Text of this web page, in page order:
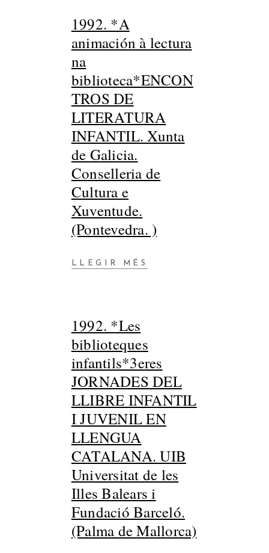
1992. *A
animación à lectura
na
biblioteca*ENCON
TROS DE
LITERATURA
INFANTIL. Xunta
de Galicia.
Conselleria de
Cultura e
Xuventude.
(Pontevedra. )
LLEGIR MÉS
1992. *Les
biblioteques
infantils*3eres
JORNADES DEL
LLIBRE INFANTIL
I JUVENIL EN
LLENGUA
CATALANA. UIB
Universitat de les
Illes Balears i
Fundació Barceló.
(Palma de Mallorca)